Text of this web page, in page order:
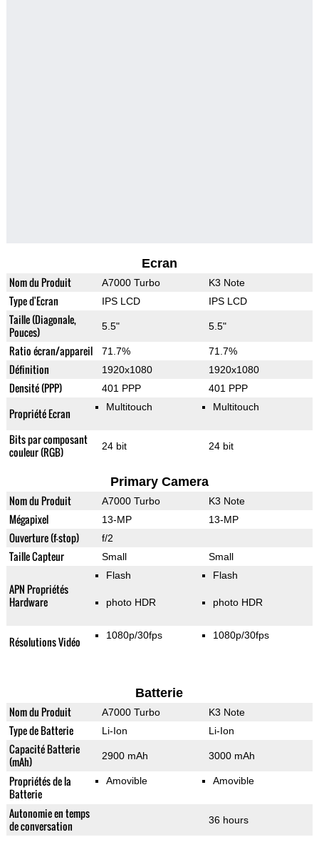
Ecran
Nom du Produit A7000 Turbo K3 Note
Type d'Ecran IPS LCD IPS LCD
Taille (Diagonale,
Pouces)
5.5" 5.5"
Ratio écran/appareil 71.7% 71.7%
Définition 1920x1080 1920x1080
Densité (PPP) 401 PPP 401 PPP
Propriété Ecran Multitouch Multitouch
Bits par composant
couleur (RGB)
24 bit 24 bit
Primary Camera
Nom du Produit A7000 Turbo K3 Note
Mégapixel 13-MP 13-MP
Ouverture (f-stop) f/2
Taille Capteur Small Small
APN Propriétés
Hardware
Flash
photo HDR
Flash
photo HDR
Résolutions Vidéo 1080p/30fps 1080p/30fps
Batterie
Nom du Produit A7000 Turbo K3 Note
Type de Batterie Li-Ion Li-Ion
Capacité Batterie
(mAh)
2900 mAh 3000 mAh
Propriétés de la
Batterie
Amovible Amovible
Autonomie en temps
de conversation
36 hours